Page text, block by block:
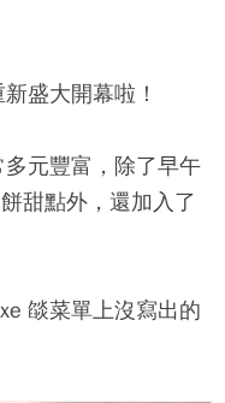
盛大開幕啦！
元豐富，除了早午
甜點外，還加入了
燄菜單上沒寫出的